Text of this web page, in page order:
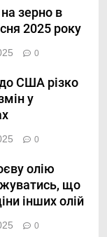
на зерно в
2025 року
0
США різко
у
0
олію
що
інших олій
0